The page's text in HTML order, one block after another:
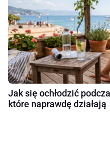
Jak się ochłodzić
które naprawdę działają